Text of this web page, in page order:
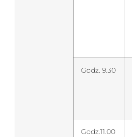
Godz. 9.30
Godz.11.00